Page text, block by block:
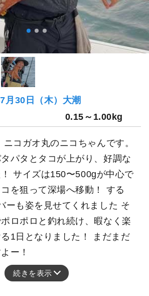
月30日（木）大潮
0.15～1.00kg
コガオ丸のニコちゃんです。
パタとタコが上がり、好調な
サイズは150〜500gが中心で
を狙って深場へ移動！ する
ーも姿を見せてくれました そ
ロポロと釣れ続け、暇なく楽
1日となりました！ まだまだ
ー！
続きを表示